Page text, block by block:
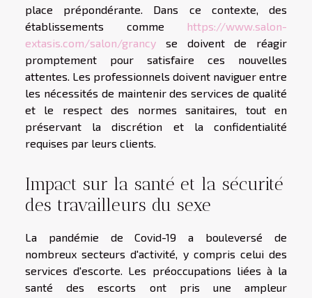
place prépondérante. Dans ce contexte, des
établissements comme https://www.salon-
extasis.com/salon/grancy se doivent de réagir
promptement pour satisfaire ces nouvelles
attentes. Les professionnels doivent naviguer entre
les nécessités de maintenir des services de qualité
et le respect des normes sanitaires, tout en
préservant la discrétion et la confidentialité
requises par leurs clients.
Impact sur la santé et la sécurité
des travailleurs du sexe
La pandémie de Covid-19 a bouleversé de
nombreux secteurs d'activité, y compris celui des
services d'escorte. Les préoccupations liées à la
santé des escorts ont pris une ampleur